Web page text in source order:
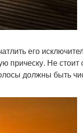
его
прическу. Не стоит
должны быть